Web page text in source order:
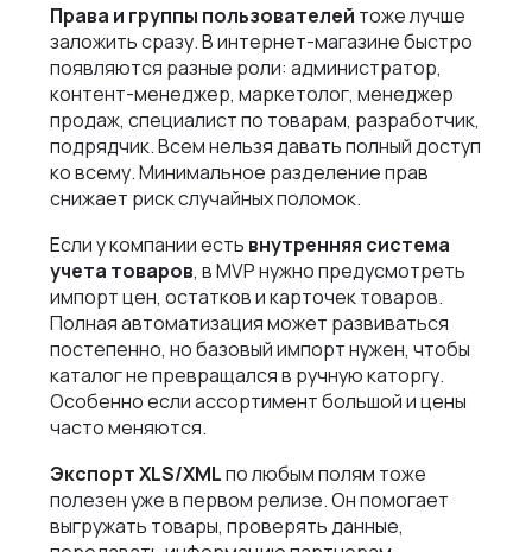
Права и группы пользователей тоже лучше
заложить сразу. В интернет-магазине быстро
появляются разные роли: администратор,
контент-менеджер, маркетолог, менеджер
продаж, специалист по товарам, разработчик,
подрядчик. Всем нельзя давать полный доступ
ко всему. Минимальное разделение прав
снижает риск случайных поломок.
Если у компании есть внутренняя система
учета товаров, в MVP нужно предусмотреть
импорт цен, остатков и карточек товаров.
Полная автоматизация может развиваться
постепенно, но базовый импорт нужен, чтобы
каталог не превращался в ручную каторгу.
Особенно если ассортимент большой и цены
часто меняются.
Экспорт XLS/XMLпо любым полям тоже
полезен уже в первом релизе. Он помогает
выгружать товары, проверять данные,